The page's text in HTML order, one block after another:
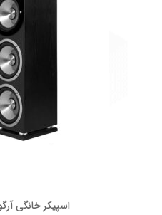
اسپیکر خانگی آرگون مدل AR-1590